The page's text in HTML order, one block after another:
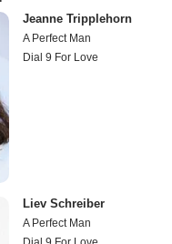
Jeanne Tripplehorn
A Perfect Man
Dial 9 For Love
Liev Schreiber
A Perfect Man